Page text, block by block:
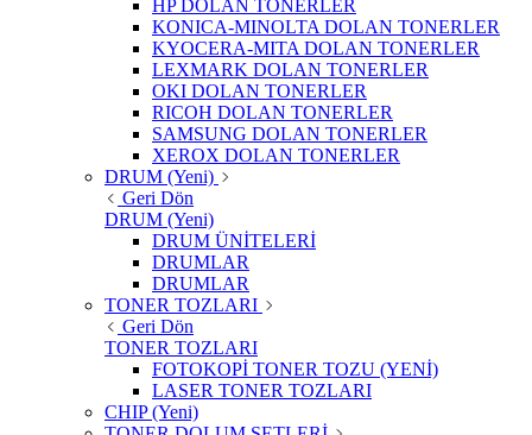
HP DOLAN TONERLER
KONICA-MINOLTA DOLAN TONERLER
KYOCERA-MITA DOLAN TONERLER
LEXMARK DOLAN TONERLER
OKI DOLAN TONERLER
RICOH DOLAN TONERLER
SAMSUNG DOLAN TONERLER
XEROX DOLAN TONERLER
DRUM (Yeni)
Geri Dön
DRUM (Yeni)
DRUM ÜNİTELERİ
DRUMLAR
DRUMLAR
TONER TOZLARI
Geri Dön
TONER TOZLARI
FOTOKOPİ TONER TOZU (YENİ)
LASER TONER TOZLARI
CHIP (Yeni)